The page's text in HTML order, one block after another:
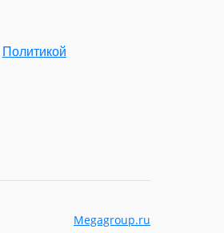
Политикой
Megagroup.ru